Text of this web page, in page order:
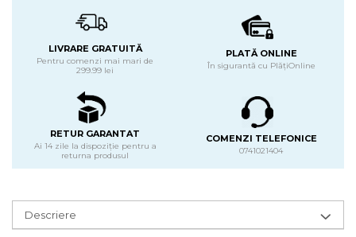
LIVRARE GRATUITĂ
Pentru comenzi mai mari de
299.99 lei
PLATĂ ONLINE
În sigurantă cu PlățiOnline
RETUR GARANTAT
Ai 14 zile la dispoziție pentru a
returna produsul
COMENZI TELEFONICE
0741021404
Descriere